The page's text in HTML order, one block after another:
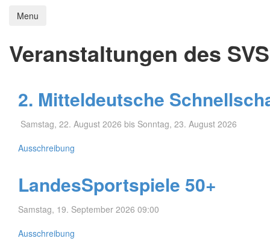
Menu
Veranstaltungen des SVS
2. Mitteldeutsche
Samstag, 22. August 2026 bis Sonntag, 23. August 2026
Ausschreibung
LandesSportspiele 50+
Samstag, 19. September 2026 09:00
Ausschreibung